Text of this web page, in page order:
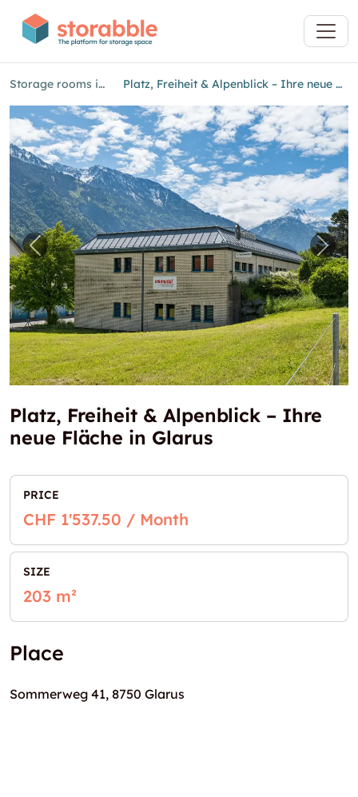
Storage rooms in Glarus Platz, Freiheit & Alpenblick – Ihre neue Fläche in Glarus
Previous image for "Platz, Freiheit &
Platz, Freiheit & Alpenblick – Ihre
neue Fläche in Glarus
PRICE
CHF 1'537.50 / Month
SIZE
203 m²
Place
Sommerweg 41, 8750 Glarus